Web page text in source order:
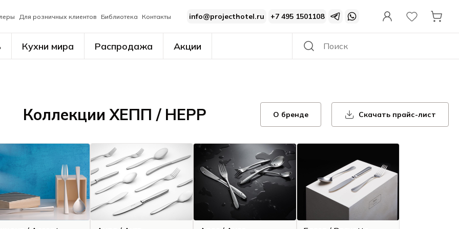
Для розничных клиентов Библиотека Контакты info@projecthotel.ru +7 495 1501108
Кухни мира Распродажа Акции
Коллекции ХЕПП / HEPP О бренде Скачать прайс-лист